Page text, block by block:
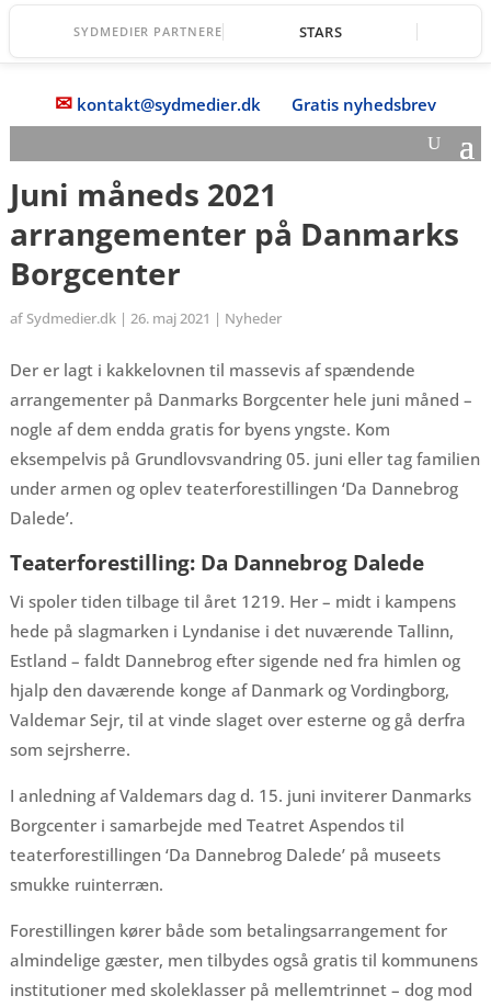
SYDMEDIER PARTNERE STARS
✉ kontakt@sydmedier.dk Gratis nyhedsbrev
Juni måneds 2021
arrangementer på Danmarks
Borgcenter
af Sydmedier.dk| 26. maj 2021 | Nyheder
Der er lagt i kakkelovnen til massevis af spændende
arrangementer på Danmarks Borgcenter hele juni måned –
nogle af dem endda gratis for byens yngste. Kom
eksempelvis på Grundlovsvandring 05. juni eller tag familien
under armen og oplev teaterforestillingen ‘Da Dannebrog
Dalede’.
Teaterforestilling: Da Dannebrog Dalede
Vi spoler tiden tilbage til året 1219. Her – midt i kampens
hede på slagmarken i Lyndanise i det nuværende Tallinn,
Estland – faldt Dannebrog efter sigende ned fra himlen og
hjalp den daværende konge af Danmark og Vordingborg,
Valdemar Sejr, til at vinde slaget over esterne og gå derfra
som sejrsherre.
I anledning af Valdemars dag d. 15. juni inviterer Danmarks
Borgcenter i samarbejde med Teatret Aspendos til
teaterforestillingen ‘Da Dannebrog Dalede’ på museets
smukke ruinterræn.
Forestillingen kører både som betalingsarrangement for
almindelige gæster, men tilbydes også gratis til kommunens
institutioner med skoleklasser på mellemtrinnet – dog mod